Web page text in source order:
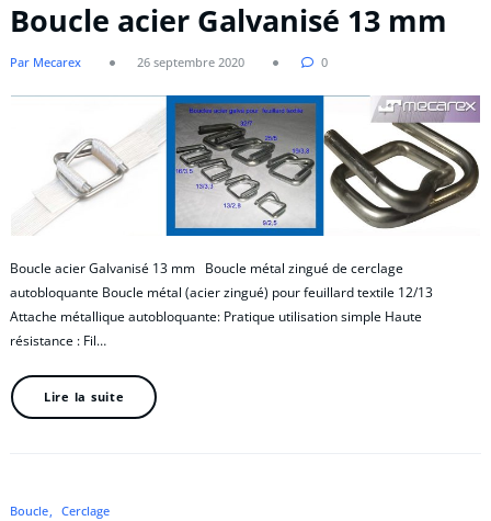
Boucle acier Galvanisé 13 mm
Par Mecarex 26 septembre 2020 0
Boucle acier Galvanisé 13 mm Boucle métal zingué de cerclage
autobloquante Boucle métal (acier zingué) pour feuillard textile 12/13
Attache métallique autobloquante: Pratique utilisation simple Haute
résistance : Fil…
Lire la suite
Boucle Cerclage